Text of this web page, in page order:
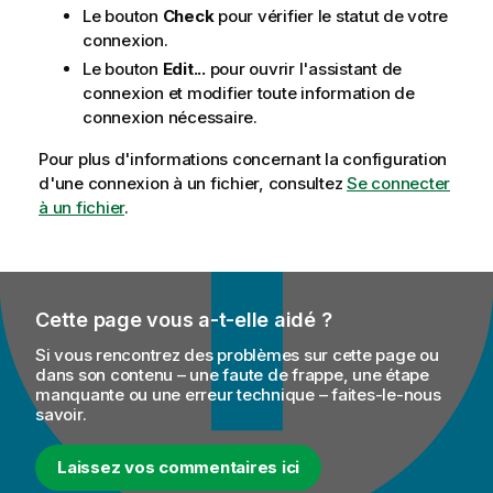
Le bouton Checkpour vérifier le statut de votre
connexion.
Le bouton Edit...pour ouvrir l'assistant de
connexion et modifier toute information de
connexion nécessaire.
Pour plus d'informations concernant la configuration
d'une connexion à un fichier, consultez Se connecter
à un fichier.
Cette page vous a-t-elle aidé ?
Si vous rencontrez des problèmes sur cette page ou
dans son contenu – une faute de frappe, une étape
manquante ou une erreur technique – faites-le-nous
savoir.
Laissez vos commentaires ici